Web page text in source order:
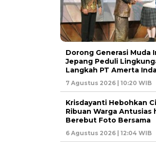
Dorong Generasi Muda
Jepang Peduli
Langkah PT Amerta
7 Agustus 2026 | 10:20 WIB
Krisdayanti Hebohkan
Ribuan Warga Antusias
Berebut Foto Bersama
6 Agustus 2026 | 12:04 WIB